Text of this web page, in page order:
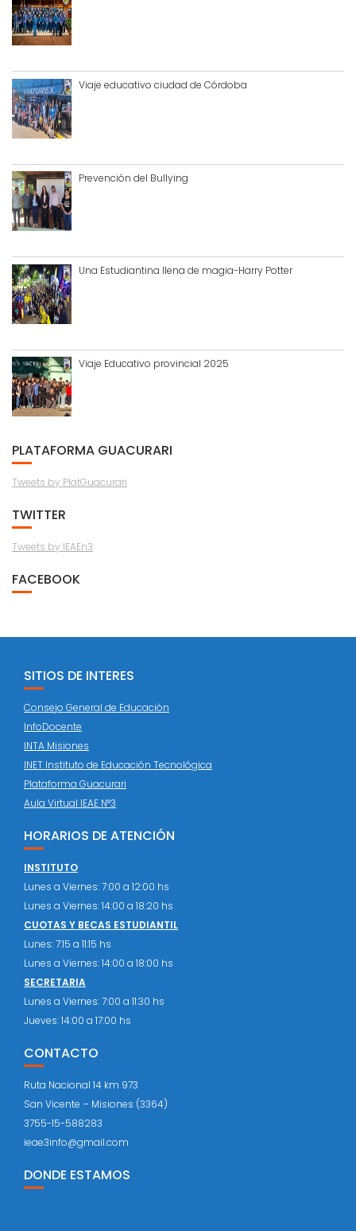
Viaje educativo ciudad de Córdoba
Prevención del Bullying
Una Estudiantina llena de magia-Harry Potter
Viaje Educativo provincial 2025
PLATAFORMA GUACURARI
Tweets by PlatGuacurari
TWITTER
Tweets by IEAEn3
FACEBOOK
SITIOS DE INTERES
Consejo General de Educación
InfoDocente
INTA Misiones
INET Instituto de Educación Tecnológica
Plataforma Guacurari
Aula Virtual IEAE N°3
HORARIOS DE ATENCIÓN
INSTITUTO
Lunes a Viernes: 7:00 a 12:00 hs
Lunes a Viernes: 14:00 a 18:20 hs
CUOTAS Y BECAS ESTUDIANTIL
Lunes: 7:15 a 11:15 hs
Lunes a Viernes: 14:00 a 18:00 hs
SECRETARIA
Lunes a Viernes: 7:00 a 11:30 hs
Jueves: 14:00 a 17:00 hs
CONTACTO
Ruta Nacional 14 km 973
San Vicente – Misiones (3364)
3755-15-588283
ieae3info@gmail.com
DONDE ESTAMOS